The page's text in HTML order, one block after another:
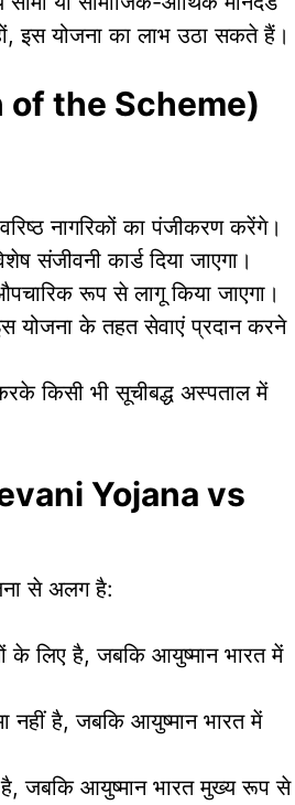
इस योजना का लाभ उठा सकते हैं।
of the Scheme)
नागरिकों का पंजीकरण करेंगे।
संजीवनी कार्ड दिया जाएगा।
रूप से लागू किया जाएगा।
योजना के तहत सेवाएं प्रदान करने
किसी भी सूचीबद्ध अस्पताल में
Yojana vs
से अलग है:
के लिए है, जबकि आयुष्मान भारत में
नहीं है, जबकि आयुष्मान भारत में
है, जबकि आयुष्मान भारत मुख्य रूप से